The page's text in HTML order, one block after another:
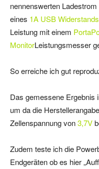
nennenswerten
eines 1A USB Widerstands
Leistung mit einem
MonitorLeistungsmesser
So erreiche ich gut
Das gemessene Ergebnis
um da die
Zellenspannung von3,7V
Zudem teste ich die
Endgeräten ob es hier